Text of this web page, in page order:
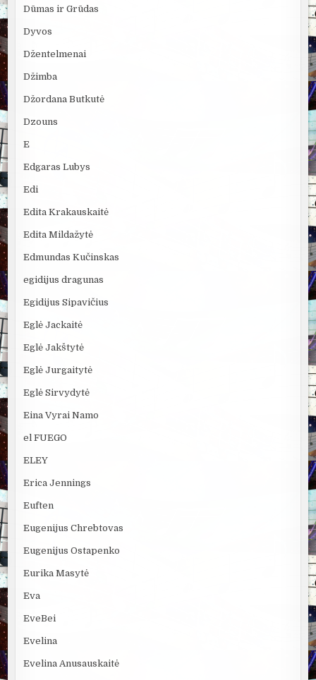
Dūmas ir Grūdas
Dyvos
Džentelmenai
Džimba
Džordana Butkutė
Dzouns
E
Edgaras Lubys
Edi
Edita Krakauskaitė
Edita Mildažytė
Edmundas Kučinskas
egidijus dragunas
Egidijus Sipavičius
Eglė Jackaitė
Eglė Jakštytė
Eglė Jurgaitytė
Eglė Sirvydytė
Eina Vyrai Namo
el FUEGO
ELEY
Erica Jennings
Euften
Eugenijus Chrebtovas
Eugenijus Ostapenko
Eurika Masytė
Eva
EveBei
Evelina
Evelina Anusauskaitė